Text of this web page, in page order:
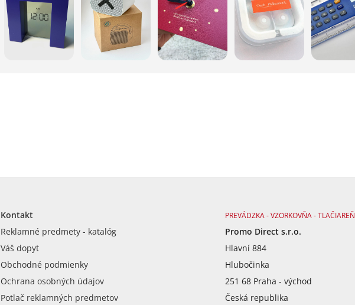
Kontakt
Reklamné predmety - katalóg
Váš dopyt
Obchodné podmienky
Ochrana osobných údajov
Potlač reklamných predmetov
PREVÁDZKA - VZORKOVŇA - TLAČIAREŇ
Promo Direct s.r.o.
Hlavní 884
Hlubočinka
251 68 Praha - východ
Česká republika